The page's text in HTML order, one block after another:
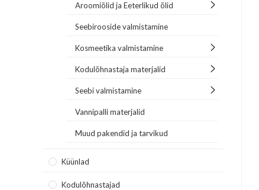
Aroomiõlid ja Eeterlikud õlid
Seebirooside valmistamine
Kosmeetika valmistamine
Kodulõhnastaja materjalid
Seebi valmistamine
Vannipalli materjalid
Muud pakendid ja tarvikud
Küünlad
Kodulõhnastajad